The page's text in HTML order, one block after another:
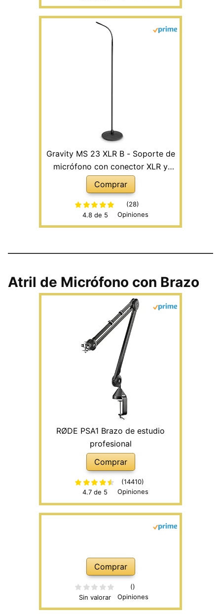
Gravity MS 23 XLR B - Soporte de
micrófono con conector XLR y
cuello de cisne
Comprar
4.8 de 5
(28)
Opiniones
Atril de Micrófono con Brazo
RØDE PSA1 Brazo de estudio
profesional
Comprar
4.7 de 5
(14410)
Opiniones
Comprar
Sin valorar
()
Opiniones